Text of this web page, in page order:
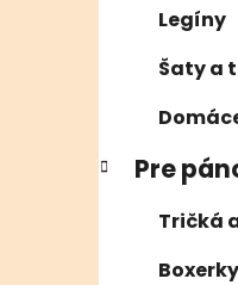
Legíny
Šaty a
Pre
Tričká